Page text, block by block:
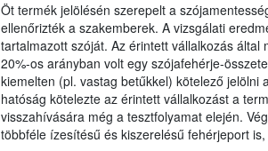
Öt termék jelölésén szerepelt a
ellenőrizték a szakemberek. A vizsgálati
tartalmazott szóját. Az érintett vállalkozás
20%-os arányban volt egy szójafehérje-
kiemelten (pl. vastag betűkkel) kötelező jelölni
hatóság kötelezte az érintett vállalkozást a
visszahívására még a tesztfolyamat elején.
többféle ízesítésű és kiszerelésű fehérjeport